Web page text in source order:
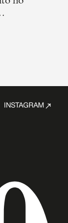
INSTAGRAM